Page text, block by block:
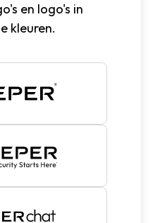
en logo's in
kleuren.